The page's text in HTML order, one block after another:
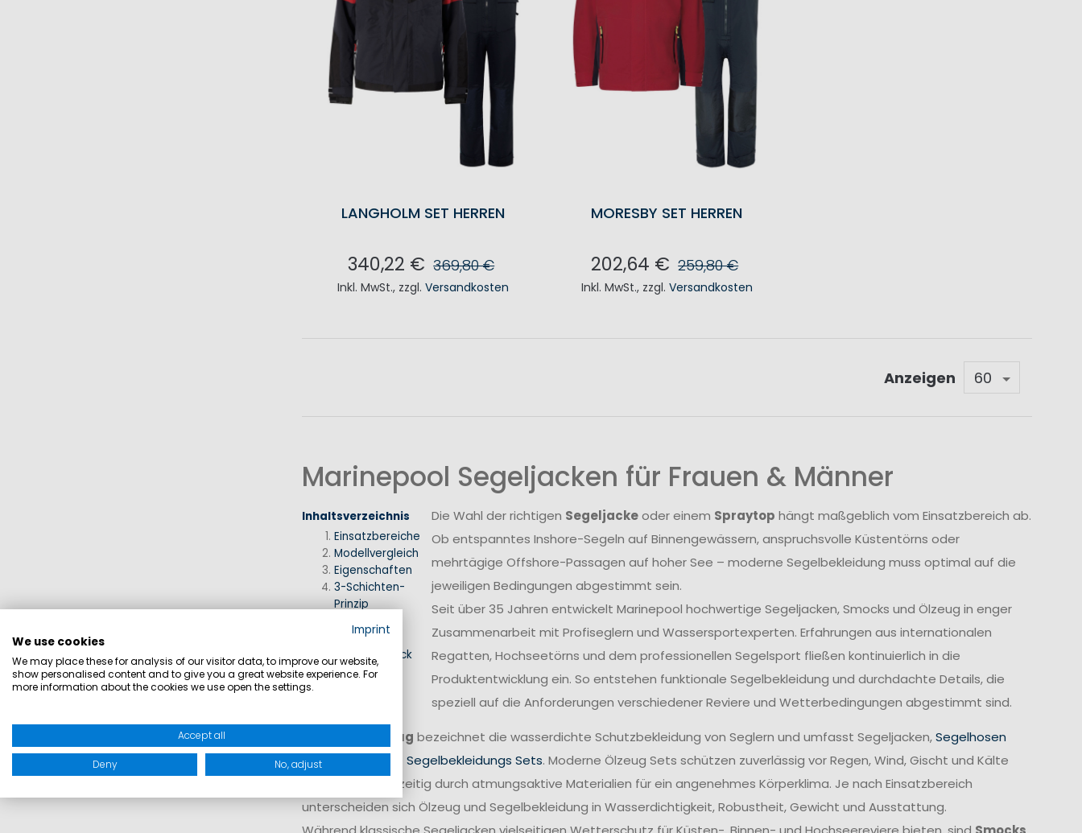
LANGHOLM SET HERREN
340,22 € 369,80 €
Inkl. MwSt., zzgl.Versandkosten
MORESBY SET HERREN
202,64 € 259,80 €
Inkl. MwSt., zzgl. Versandkosten
Anzeigen
Marinepool Segeljacken für Frauen & Männer
Inhaltsverzeichnis
Einsatzbereiche
Modellvergleich
Eigenschaften
3-Schichten-
Prinzip
FAQ
Auf einen Blick
Die Wahl der richtigen Segeljackeoder einem Spraytop hängt maßgeblich vom Einsatzbereich ab.
Ob entspanntes Inshore-Segeln auf Binnengewässern, anspruchsvolle Küstentörns oder
mehrtägige Offshore-Passagen auf hoher See – moderne Segelbekleidung muss optimal auf die
jeweiligen Bedingungen abgestimmt sein.
Seit über 35 Jahren entwickelt Marinepool hochwertige Segeljacken, Smocks und Ölzeug in enger
Zusammenarbeit mit Profiseglern und Wassersportexperten. Erfahrungen aus internationalen
Regatten, Hochseetörns und dem professionellen Segelsport fließen kontinuierlich in die
Produktentwicklung ein. So entstehen funktionale Segelbekleidung und durchdachte Details, die
speziell auf die Anforderungen verschiedener Reviere und Wetterbedingungen abgestimmt sind.
Ölzeug bezeichnet die wasserdichte Schutzbekleidung von Seglern und umfasst Segeljacken,Segelhosen
sowie komplette Segelbekleidungs Sets. Moderne Ölzeug Sets schützen zuverlässig vor Regen, Wind, Gischt und Kälte
und sorgt gleichzeitig durch atmungsaktive Materialien für ein angenehmes Körperklima. Je nach Einsatzbereich
unterscheiden sich Ölzeug und Segelbekleidung in Wasserdichtigkeit, Robustheit, Gewicht und Ausstattung.
Imprint
We use cookies
We may place these for analysis of our visitor data, to improve our website,
show personalised content and to give you a great website experience. For
more information about the cookies we use open the settings.
Accept all
Deny No, adjust